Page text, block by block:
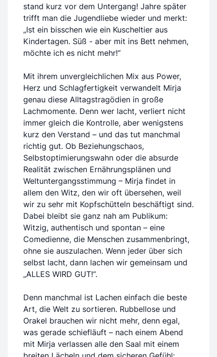
stand kurz vor dem Untergang! Jahre später
trifft man die Jugendliebe wieder und merkt:
„Ist ein bisschen wie ein Kuscheltier aus
Kindertagen. Süß - aber mit ins Bett nehmen,
möchte ich es nicht mehr!“
Mit ihrem unvergleichlichen Mix aus Power,
Herz und Schlagfertigkeit verwandelt Mirja
genau diese Alltagstragödien in große
Lachmomente. Denn wer lacht, verliert nicht
immer gleich die Kontrolle, aber wenigstens
kurz den Verstand – und das tut manchmal
richtig gut. Ob Beziehungschaos,
Selbstoptimierungswahn oder die absurde
Realität zwischen Ernährungsplänen und
Weltuntergangsstimmung – Mirja findet in
allem den Witz, den wir oft übersehen, weil
wir zu sehr mit Kopfschütteln beschäftigt sind.
Dabei bleibt sie ganz nah am Publikum:
Witzig, authentisch und spontan – eine
Comedienne, die Menschen zusammenbringt,
ohne sie auszulachen. Wenn jeder über sich
selbst lacht, dann lachen wir gemeinsam und
„ALLES WIRD GUT!“.
Denn manchmal ist Lachen einfach die beste
Art, die Welt zu sortieren. Rubbellose und
Orakel brauchen wir nicht mehr, denn egal,
was gerade schiefläuft – nach einem Abend
mit Mirja verlassen alle den Saal mit einem